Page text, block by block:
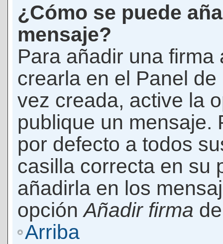
¿Cómo se puede
mensaje?
Para añadir una
crearla en el Panel
vez creada, active la
publique un mensaje.
por defecto a todos
casilla correcta en su
añadirla en los
opciónAñadir firma
Arriba